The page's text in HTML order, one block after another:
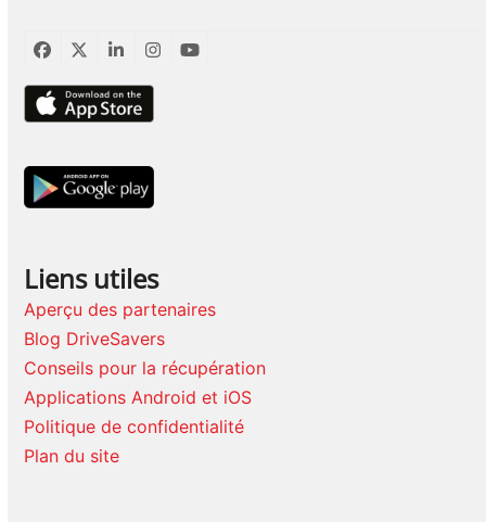
Facebook
TwitterLinkedInInstagram
YouTube
Liens utiles
Aperçu des partenaires
Blog DriveSavers
Conseils pour la récupération
Applications Android et iOS
Politique de confidentialité
Plan du site